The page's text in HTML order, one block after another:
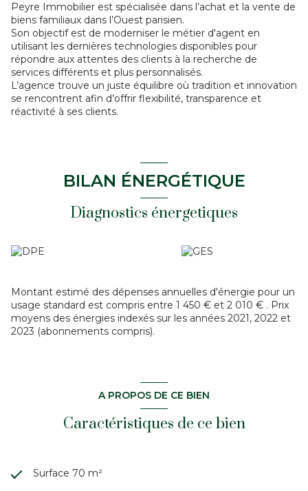
Peyre Immobilier est spécialisée dans l’achat et la vente de
biens familiaux dans l’Ouest parisien.
Son objectif est de moderniser le métier d'agent en
utilisant les dernières technologies disponibles pour
répondre aux attentes des clients à la recherche de
services différents et plus personnalisés.
L’agence trouve un juste équilibre où tradition et innovation
se rencontrent afin d’offrir flexibilité, transparence et
réactivité à ses clients.
BILAN ÉNERGÉTIQUE
Diagnostics énergetiques
Montant estimé des dépenses annuelles d'énergie pour un
usage standard est compris entre 1 450 € et 2 010 € . Prix
moyens des énergies indexés sur les années 2021, 2022 et
2023 (abonnements compris).
A PROPOS DE CE BIEN
Caractéristiques de ce bien
Surface 70 m²